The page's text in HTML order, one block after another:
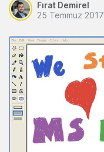
Fırat Demirel
25 Temmuz 2017